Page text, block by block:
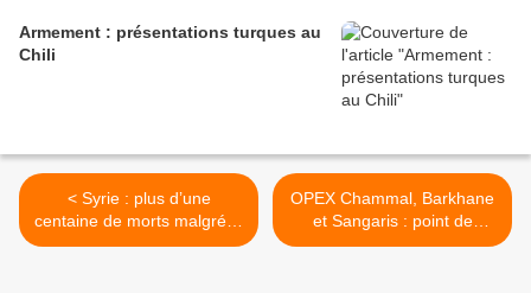
Armement : présentations turques au
Chili
< Syrie : plus d’une
centaine de morts malgré la
trêve
OPEX Chammal, Barkhane
et Sangaris : point de
situation au 3 mars 2016 >